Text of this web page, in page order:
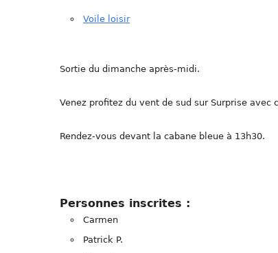
Voile loisir
Sortie du dimanche après-midi.
Venez profitez du vent de sud sur Surprise
Rendez-vous devant la cabane bleue à 13h30.
Personnes inscrites :
Carmen
Patrick P.